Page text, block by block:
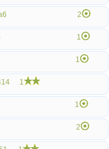
2
1
1
1
1
2